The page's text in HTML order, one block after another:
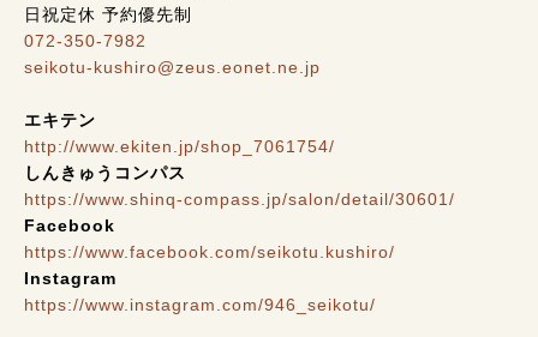
日祝定休 予約優先制
072-350-7982
seikotu-kushiro@zeus.eonet.ne.jp
エキテン
http://www.ekiten.jp/shop_7061754/
しんきゅうコンパス
https://www.shinq-compass.jp/salon/detail/30601/
Facebook
https://www.facebook.com/seikotu.kushiro/
Instagram
https://www.instagram.com/946_seikotu/